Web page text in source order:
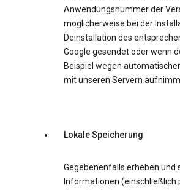
Anwendungsnummer der
möglicherweise bei der
Deinstallation des
Google gesendet oder wenn
Beispiel wegen
mit unseren Servern
Lokale Speicherung
Gegebenenfalls erheben und
Informationen (einschließlich